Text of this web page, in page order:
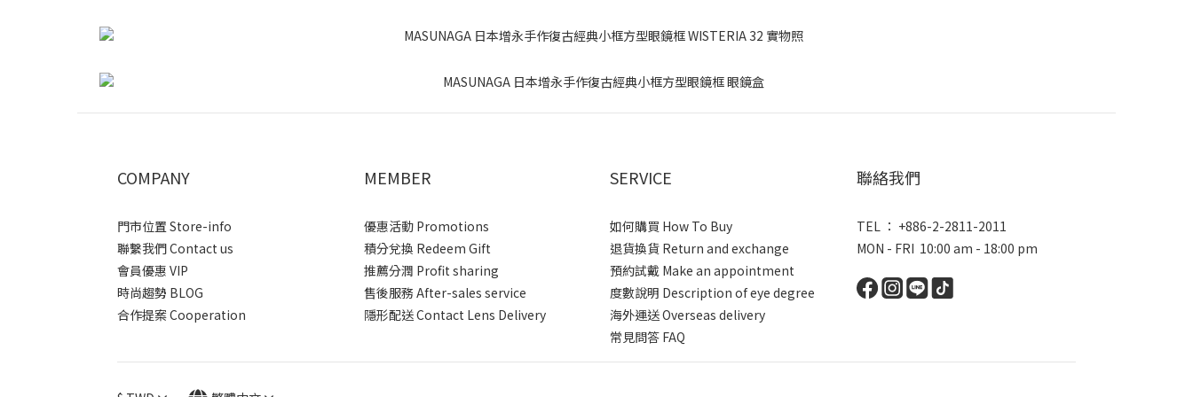
COMPANY
門市位置 Store-info
聯繫我們 Contact us
會員優惠 VIP
時尚趨勢 BLOG
合作提案 Cooperation
MEMBER
優惠活動 Promotions
積分兌換 Redeem Gift
推薦分潤 Profit sharing
售後服務 After-sales service
隱形配送 Contact Lens Delivery
SERVICE
如何購買 How To Buy
退貨換貨 Return and exchange
預約試戴 Make an appointment
度數說明 Description of eye degree
海外運送 Overseas delivery
常見問答 FAQ
聯絡我們
TEL ： +886-2-2811-2011
MON - FRI 10:00 am - 18:00 pm